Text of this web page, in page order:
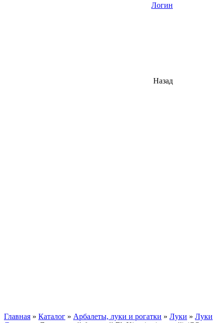
Логин
Назад
Главная » Каталог » Арбалеты, луки и рогатки » Луки » Луки